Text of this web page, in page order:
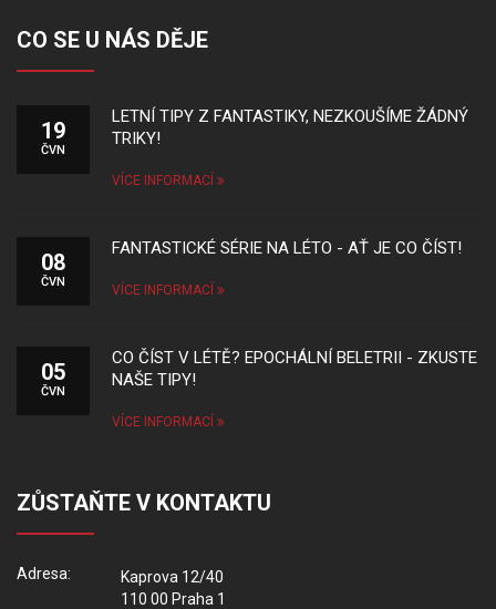
CO SE U NÁS DĚJE
19
ČVN
LETNÍ TIPY Z FANTASTIKY, NEZKOUŠÍME ŽÁDNÝ
TRIKY!
VÍCE INFORMACÍ
08
ČVN
FANTASTICKÉ SÉRIE NA LÉTO - AŤ JE CO ČÍST!
VÍCE INFORMACÍ
05
ČVN
CO ČÍST V LÉTĚ? EPOCHÁLNÍ BELETRII - ZKUSTE
NAŠE TIPY!
VÍCE INFORMACÍ
ZŮSTAŇTE V KONTAKTU
Adresa:
Kaprova 12/40
110 00 Praha 1